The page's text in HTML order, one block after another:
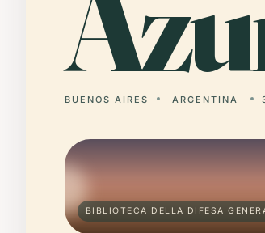
BUENOS AIRES ARGENTINA
BIBLIOTECA DELLA DIFESA